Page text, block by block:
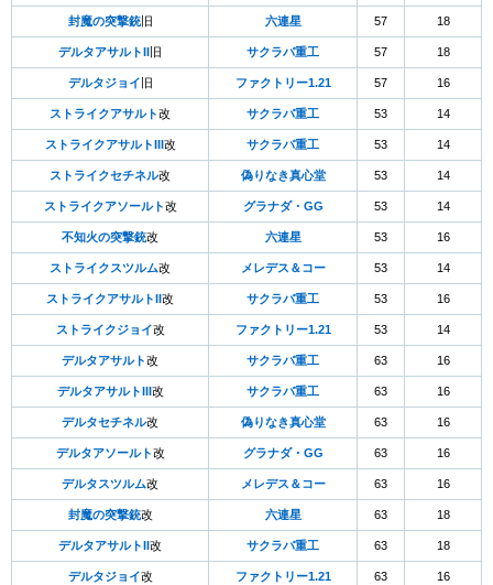
封魔の突撃銃旧 六連星 57 18
デルタアサルトII 旧 サクラバ重工 57 18
デルタジョイ 旧 ファクトリー1.21 57 16
ストライクアサルト改 サクラバ重工 53 14
ストライクアサルトIII 改 サクラバ重工 53 14
ストライクセチネル改 偽りなき真心堂 53 14
ストライクアソールト改 グラナダ・GG 53 14
不知火の突撃銃改 六連星 53 16
ストライクスツルム改 メレデス＆コー 53 14
ストライクアサルトII 改 サクラバ重工 53 16
ストライクジョイ改 ファクトリー1.21 53 14
デルタアサルト改 サクラバ重工 63 16
デルタアサルトIII 改 サクラバ重工 63 16
デルタセチネル改 偽りなき真心堂 63 16
デルタアソールト改 グラナダ・GG 63 16
デルタスツルム改 メレデス＆コー 63 16
封魔の突撃銃改 六連星 63 18
デルタアサルトII 改 サクラバ重工 63 18
デルタジョイ改 ファクトリー1.21 63 16